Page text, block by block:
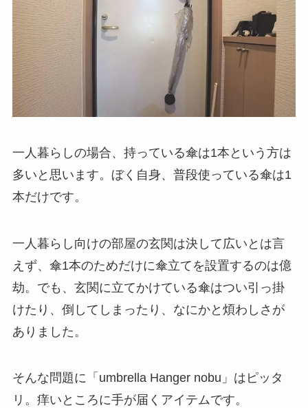
一人暮らしの場合、持っている傘は1本という方は
多いと思います。ぼく自身、普段使っている傘は1
本だけです。
一人暮らし向けの部屋の玄関は決して広いとは言
えず、傘1本のためだけに傘立てを設置するのは億
劫。でも、玄関に立てかけている傘はつい引っ掛
けたり、倒してしまったり、なにかと煩わしさが
ありました。
そんな問題に「umbrella Hanger nobu」はピッタ
リ。痒いところに手が届くアイテムです。